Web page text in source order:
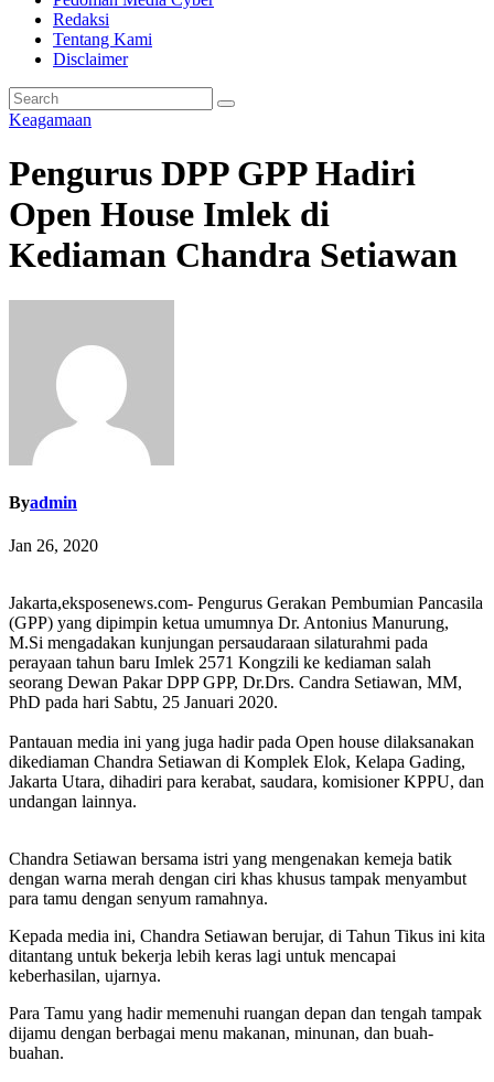
Redaksi
Tentang Kami
Disclaimer
Keagamaan
Pengurus DPP GPP Hadiri
Open House Imlek di
Kediaman Chandra Setiawan
Byadmin
Jan 26, 2020
Jakarta,eksposenews.com- Pengurus Gerakan Pembumian Pancasila
(GPP) yang dipimpin ketua umumnya Dr. Antonius Manurung,
M.Si mengadakan kunjungan persaudaraan silaturahmi pada
perayaan tahun baru Imlek 2571 Kongzili ke kediaman salah
seorang Dewan Pakar DPP GPP, Dr.Drs. Candra Setiawan, MM,
PhD pada hari Sabtu, 25 Januari 2020.
Pantauan media ini yang juga hadir pada Open house dilaksanakan
dikediaman Chandra Setiawan di Komplek Elok, Kelapa Gading,
Jakarta Utara, dihadiri para kerabat, saudara, komisioner KPPU, dan
undangan lainnya.
Chandra Setiawan bersama istri yang mengenakan kemeja batik
dengan warna merah dengan ciri khas khusus tampak menyambut
para tamu dengan senyum ramahnya.
Kepada media ini, Chandra Setiawan berujar, di Tahun Tikus ini kita
ditantang untuk bekerja lebih keras lagi untuk mencapai
keberhasilan, ujarnya.
Para Tamu yang hadir memenuhi ruangan depan dan tengah tampak
dijamu dengan berbagai menu makanan, minunan, dan buah-
buahan.